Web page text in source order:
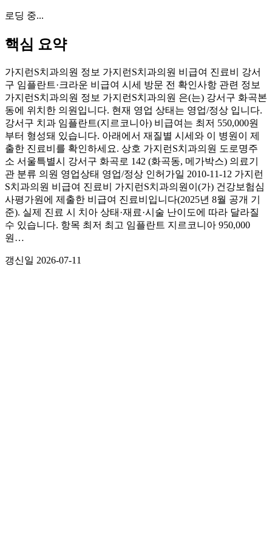
로딩 중...
핵심 요약
가지런S치과의원 정보 가지런S치과의원 비급여 진료비 강서
구 임플란트·크라운 비급여 시세 방문 전 확인사항 관련 정보
가지런S치과의원 정보 가지런S치과의원 은(는) 강서구 화곡본
동에 위치한 의원입니다. 현재 영업 상태는 영업/정상 입니다.
강서구 치과 임플란트(지르코니아) 비급여는 최저 550,000원
부터 형성돼 있습니다. 아래에서 재질별 시세와 이 병원이 제
출한 진료비를 확인하세요. 상호 가지런S치과의원 도로명주
소 서울특별시 강서구 화곡로 142 (화곡동, 메가박스) 의료기
관 분류 의원 영업상태 영업/정상 인허가일 2010-11-12 가지런
S치과의원 비급여 진료비 가지런S치과의원이(가) 건강보험심
사평가원에 제출한 비급여 진료비입니다(2025년 8월 공개 기
준). 실제 진료 시 치아 상태·재료·시술 난이도에 따라 달라질
수 있습니다. 항목 최저 최고 임플란트 지르코니아 950,000
원…
갱신일 2026-07-11